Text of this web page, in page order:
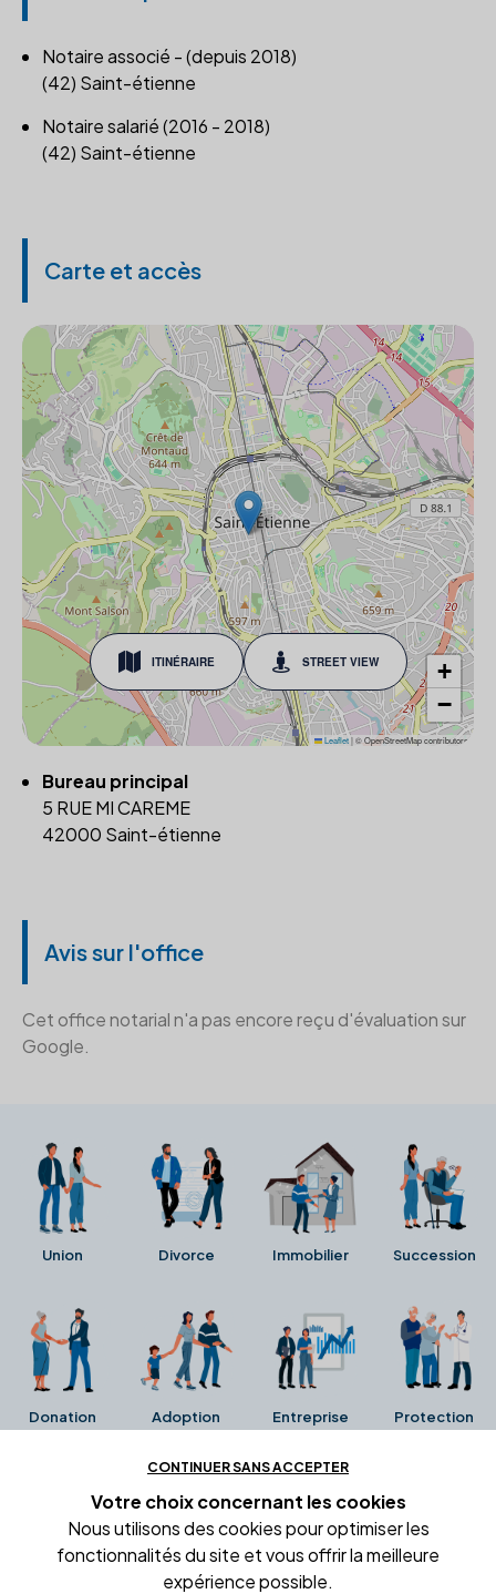
Notaire associé - (depuis 2018)
(42) Saint-étienne
Notaire salarié (2016 - 2018)
(42) Saint-étienne
Carte et accès
ITINÉRAIRE STREET VIEW
+
−
Leaflet|© OpenStreetMap contributors
Bureau principal
5 RUE MI CAREME
42000 Saint-étienne
Avis sur l'office
Cet office notarial n'a pas encore reçu d'évaluation sur
Google.
Union Divorce Immobilier Succession
Donation Adoption Entreprise Protection
Ces avis proviennent directement de la fiche Google
Business de l'office notarial. Ils n'ont ni été collectés ni
été vérifiés par Alexia.fr.
CONTINUER SANS ACCEPTER
Votre choix concernant les cookies
Nous utilisons des cookies pour optimiser les
fonctionnalités du site et vous offrir la meilleure
expérience possible.